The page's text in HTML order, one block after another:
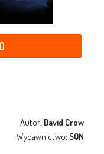
Autor: David Crow
Wydawnictwo:SQN